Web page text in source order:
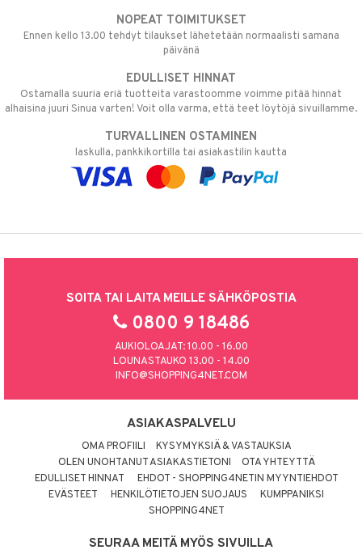
NOPEAT TOIMITUKSET
Ennen kello 13.00 tehdyt tilaukset lähetetään normaalisti samana
päivänä
EDULLISET HINNAT
Ostamalla suuria eriä tuotteita varastoomme voimme pitää hinnat
alhaisina juuri Sinua varten! Voit olla varma, että teet löytöjä sivuillamme.
TURVALLINEN OSTAMINEN
laskulla, pankkikortilla tai asiakastilin kautta
SOITA TAI LAITA MEILLE SÄHKÖPOSTIA
0800 9 18486
AUKIOLOAJAT: 10.00 - 16.00
LOUNASTAUKO 13.00 - 14.00
INFO@SHOPPING4NET.COM
ASIAKASPALVELU
OMA PROFIILI
KYSYMYKSIÄ & VASTAUKSIA
OLEN UNOHTANUT ASIAKASTIETONI
OTA YHTEYTTÄ
EDULLISET HINNAT
EHDOT - SHOPPING4NETIN MYYNTIEHDOT
EVÄSTEET
HENKILÖTIETOJEN SUOJAUS
KUMPPANIKSI
SHOPPING4NET
SEURAA MEITÄ MYÖS SIVUILLA